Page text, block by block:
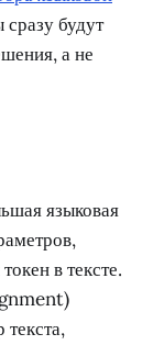
сразу будут
а не
языковая
в тексте.
текста,